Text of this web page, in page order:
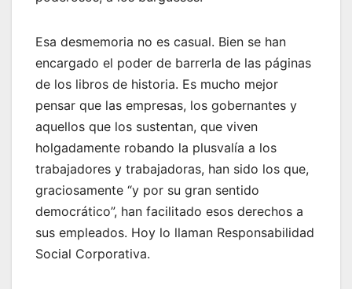
Esa desmemoria no es casual. Bien se han
encargado el poder de barrerla de las páginas
de los libros de historia. Es mucho mejor
pensar que las empresas, los gobernantes y
aquellos que los sustentan, que viven
holgadamente robando la plusvalía a los
trabajadores y trabajadoras, han sido los que,
graciosamente “y por su gran sentido
democrático”, han facilitado esos derechos a
sus empleados. Hoy lo llaman Responsabilidad
Social Corporativa.